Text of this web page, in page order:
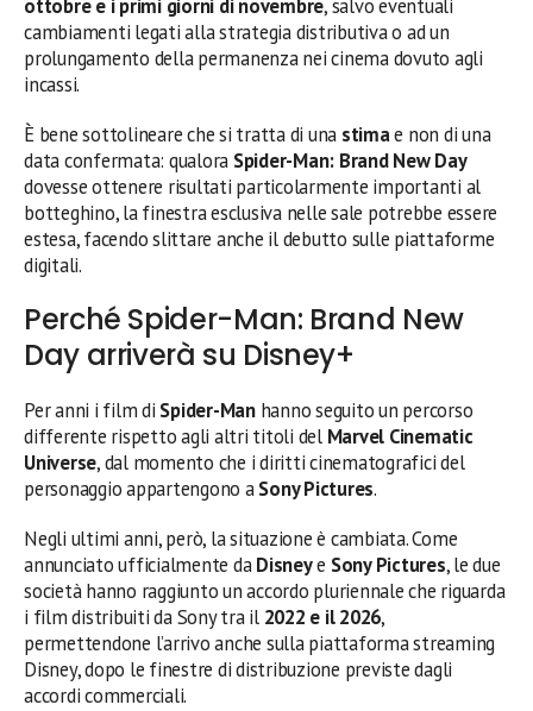
ottobre e i primi giorni di novembre, salvo eventuali
cambiamenti legati alla strategia distributiva o ad un
prolungamento della permanenza nei cinema dovuto agli
incassi.
È bene sottolineare che si tratta di una stimae non di una
data confermata: qualora Spider-Man: Brand New Day
dovesse ottenere risultati particolarmente importanti al
botteghino, la finestra esclusiva nelle sale potrebbe essere
estesa, facendo slittare anche il debutto sulle piattaforme
digitali.
Perché Spider-Man: Brand New
Day arriverà su Disney+
Per anni i film di Spider-Manhanno seguito un percorso
differente rispetto agli altri titoli del Marvel Cinematic
Universe, dal momento che i diritti cinematografici del
personaggio appartengono aSony Pictures.
Negli ultimi anni, però, la situazione è cambiata. Come
annunciato ufficialmente daDisneye Sony Pictures, le due
società hanno raggiunto un accordo pluriennale che riguarda
i film distribuiti da Sony tra il 2022 e il 2026,
permettendone l’arrivo anche sulla piattaforma streaming
Disney, dopo le finestre di distribuzione previste dagli
accordi commerciali.